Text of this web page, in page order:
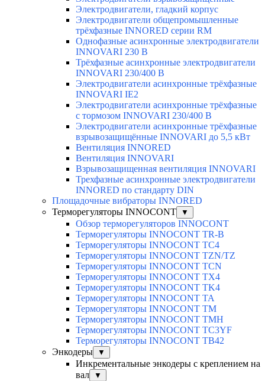
Электродвигатели, гладкий корпус
Электродвигатели общепромышленные
трёхфазные INNORED серии RM
Однофазные асинхронные электродвигатели
INNOVARI 230 В
Трёхфазные асинхронные электродвигатели
INNOVARI 230/400 В
Электродвигатели асинхронные трёхфазные
INNOVARI IE2
Электродвигатели асинхронные трёхфазные
с тормозом INNOVARI 230/400 В
Электродвигатели асинхронные трёхфазные
взрывозащищённые INNOVARI до 5,5 кВт
Вентиляция INNORED
Вентиляция INNOVARI
Взрывозащищенная вентиляция INNOVARI
Трехфазные асинхронные электродвигатели
INNORED по стандарту DIN
Площадочные вибраторы INNORED
Терморегуляторы INNOCONT
▼
Обзор терморегуляторов INNOCONT
Терморегуляторы INNOCONT TR-B
Терморегуляторы INNOCONT TC4
Терморегуляторы INNOCONT TZN/TZ
Терморегуляторы INNOCONT TCN
Терморегуляторы INNOCONT TX4
Терморегуляторы INNOCONT TK4
Терморегуляторы INNOCONT TA
Терморегуляторы INNOCONT TM
Терморегуляторы INNOCONT TMH
Терморегуляторы INNOCONT TC3YF
Терморегуляторы INNOCONT TB42
Энкодеры
▼
Инкрементальные энкодеры с креплением на
вал
▼